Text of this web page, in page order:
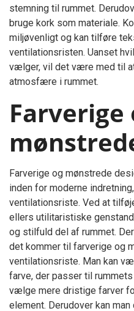
stemning til rummet.
bruge kork som materiale.
miljøvenligt og kan tilføre
ventilationsristen. Uanset
vælger, vil det være med til
atmosfære i rummet.
Farverige
Farverige og mønstrede
inden for moderne
ventilationsriste. Ved at
ellers utilitaristiske
og stilfuld del af rummet.
det kommer til farverige og
ventilationsriste. Man kan
farve, der passer til
vælge mere dristige farver
element. Derudover kan